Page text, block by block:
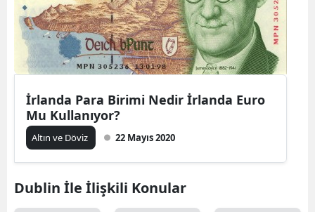
İrlanda Para Birimi Nedir İrlanda Euro
Mu Kullanıyor?
Altın ve Döviz 22 Mayıs 2020
Dublin İle İlişkili Konular